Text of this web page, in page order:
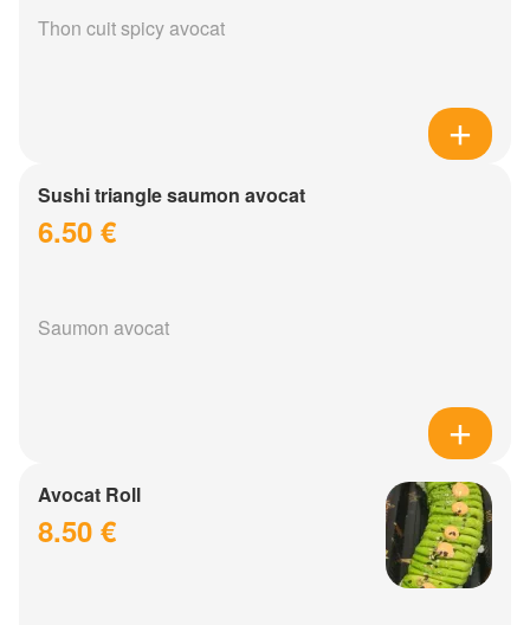
Thon cuit spicy avocat
Sushi triangle saumon avocat
6.50 €
Saumon avocat
Avocat Roll
8.50 €